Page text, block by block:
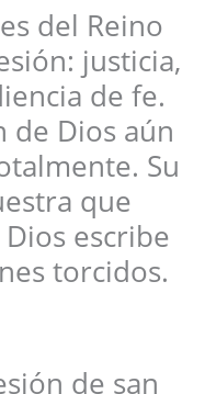
del Reino
justicia,
de fe.
de Dios aún
Su
que
escribe
torcidos.
de san